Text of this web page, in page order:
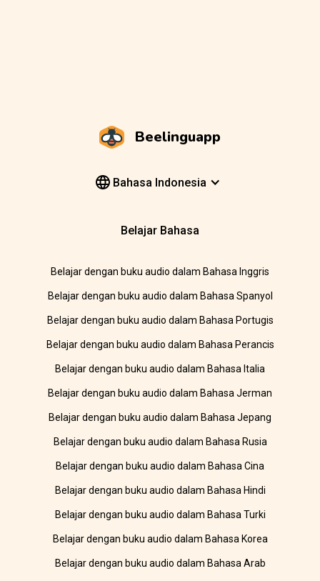
Beelinguapp
Bahasa Indonesia
Belajar Bahasa
Belajar dengan buku audio dalam Bahasa Inggris
Belajar dengan buku audio dalam Bahasa Spanyol
Belajar dengan buku audio dalam Bahasa Portugis
Belajar dengan buku audio dalam Bahasa Perancis
Belajar dengan buku audio dalam Bahasa Italia
Belajar dengan buku audio dalam Bahasa Jerman
Belajar dengan buku audio dalam Bahasa Jepang
Belajar dengan buku audio dalam Bahasa Rusia
Belajar dengan buku audio dalam Bahasa Cina
Belajar dengan buku audio dalam Bahasa Hindi
Belajar dengan buku audio dalam Bahasa Turki
Belajar dengan buku audio dalam Bahasa Korea
Belajar dengan buku audio dalam Bahasa Arab